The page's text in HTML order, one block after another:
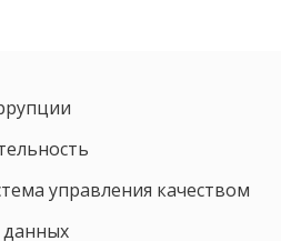
управления качеством